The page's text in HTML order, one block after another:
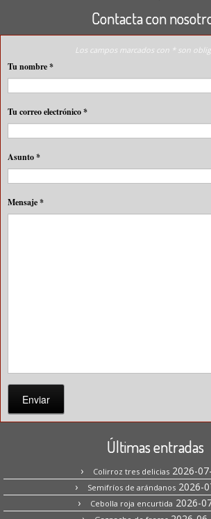
Contacta con
Los campos marcados con * son
Tu nombre*
Tu correo electrónico*
Asunto*
Mensaje*
Enviar
Últimas entradas
Colirroz tres delicias 2026-
Semifríos de arándanos 2026-
Cebolla roja encurtida 2026-